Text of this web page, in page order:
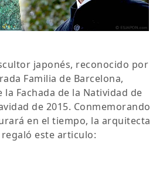
japonés, reconocido por
Familia de Barcelona,
Fachada de la Natividad de
de 2015. Conmemorando
en el tiempo, la arquitecta
este articulo: